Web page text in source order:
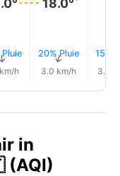
Pluie
h
18.0°
20% Pluie
↑
3.0 km/h
15%
3.0
in
(AQI)